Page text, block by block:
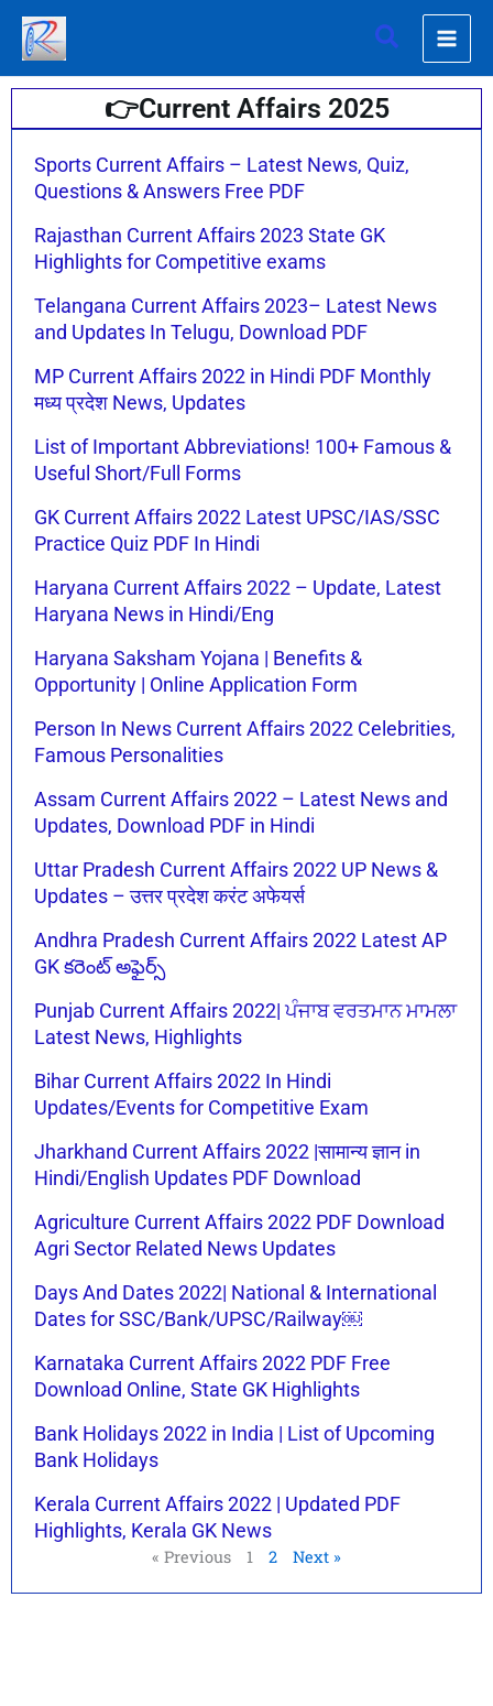
Skip
content
Search
👉Current Affairs 2025
Sports Current Affairs – Latest News, Quiz,
Questions & Answers Free PDF
Rajasthan Current Affairs 2023 State GK
Highlights for Competitive exams
Telangana Current Affairs 2023– Latest News
and Updates In Telugu, Download PDF
MP Current Affairs 2022 in Hindi PDF Monthly
मध्य प्रदेश News, Updates
List of Important Abbreviations! 100+ Famous &
Useful Short/Full Forms
GK Current Affairs 2022 Latest UPSC/IAS/SSC
Practice Quiz PDF In Hindi
Haryana Current Affairs 2022 – Update, Latest
Haryana News in Hindi/Eng
Haryana Saksham Yojana | Benefits &
Opportunity | Online Application Form
Person In News Current Affairs 2022 Celebrities,
Famous Personalities
Assam Current Affairs 2022 – Latest News and
Updates, Download PDF in Hindi
Uttar Pradesh Current Affairs 2022 UP News &
Updates – उत्तर प्रदेश करंट अफेयर्स
Andhra Pradesh Current Affairs 2022 Latest AP
GK కరెంట్ అఫైర్స్
Punjab Current Affairs 2022| ਪੰਜਾਬ ਵਰਤਮਾਨ ਮਾਮਲਾ
Latest News, Highlights
Bihar Current Affairs 2022 In Hindi
Updates/Events for Competitive Exam
Jharkhand Current Affairs 2022 |सामान्य ज्ञान in
Hindi/English Updates PDF Download
Agriculture Current Affairs 2022 PDF Download
Agri Sector Related News Updates
Days And Dates 2022| National & International
Dates for SSC/Bank/UPSC/Railway￼
Karnataka Current Affairs 2022 PDF Free
Download Online, State GK Highlights
Bank Holidays 2022 in India | List of Upcoming
Bank Holidays
Kerala Current Affairs 2022 | Updated PDF
Highlights, Kerala GK News
« Previous
Page
1
Page
2 Next »